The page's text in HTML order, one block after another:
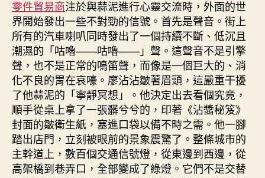
零件貿易商注於與蒜泥進行心靈交流時，外面的世
界開始發出一些不對勁的信號。首先是聲音。街上
所有的汽車喇叭同時發出了一個持續不斷、低沉且
潮濕的「咕嚕——咕嚕——」聲。這聲音不是引擎
聲，也不是正常的鳴笛聲，而像是一個巨大的、消
化不良的胃在哀嚎。廖沾沾皺著眉頭，這嚴重干擾
了他蒜泥的「寧靜冥想」。他決定出去看個究竟，
順手從桌上拿了一張髒兮兮的，印著《沾醬秘笈》
封面的皺衛生紙，塞進口袋以備不時之需。他一腳
踏出店門，立刻被眼前的景象震驚了。整條城市的
主幹道上，數百個交通信號燈，從東邊到西邊，從
高架橋到巷弄口，全部變成了綠燈。它們不是交替